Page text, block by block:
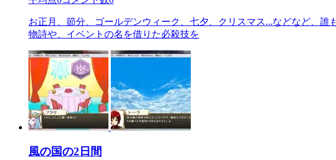
お正月、節分、ゴールデンウィーク、七夕、クリスマス...などなど、
物詩や、イベントの名を借りた必殺技を
風の国の2日間